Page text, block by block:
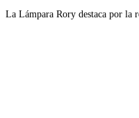
La Lámpara Rory destaca por la